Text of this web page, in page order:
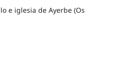
e iglesia de Ayerbe (Os